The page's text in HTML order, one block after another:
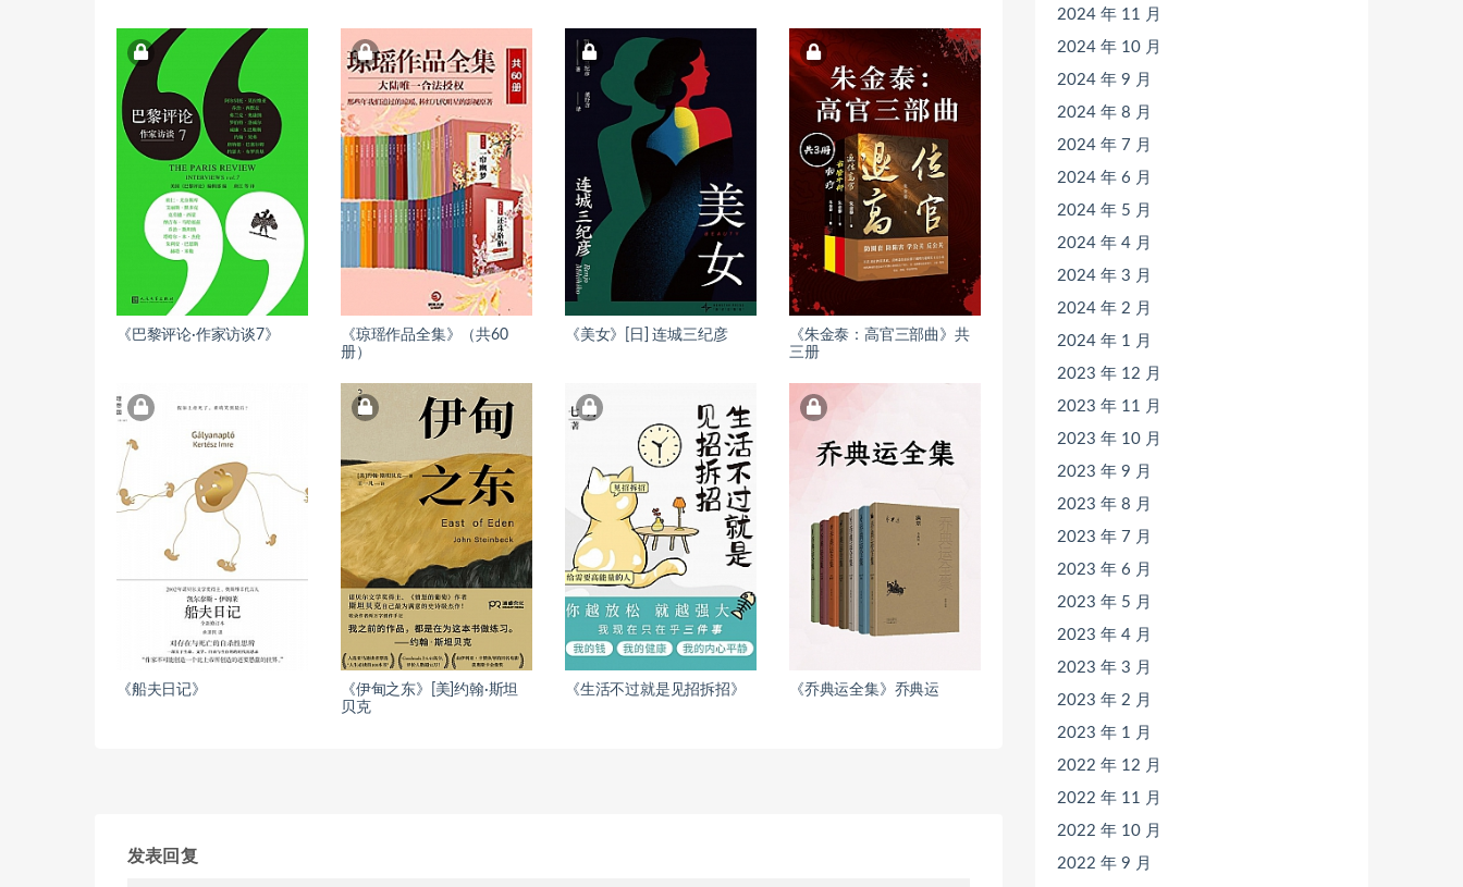
《巴黎评论·作家访谈7》
《琼瑶作品全集》（共60
册）
《美女》[日] 连城三纪彦
《朱金泰：高官三部曲》共
三册
《船夫日记》
《伊甸之东》[美]约翰·斯坦
贝克
《生活不过就是见招拆招》 《乔典运全集》乔典运
发表回复
2024 年 11 月
2024 年 10 月
2024 年 9 月
2024 年 8 月
2024 年 7 月
2024 年 6 月
2024 年 5 月
2024 年 4 月
2024 年 3 月
2024 年 2 月
2024 年 1 月
2023 年 12 月
2023 年 11 月
2023 年 10 月
2023 年 9 月
2023 年 8 月
2023 年 7 月
2023 年 6 月
2023 年 5 月
2023 年 4 月
2023 年 3 月
2023 年 2 月
2023 年 1 月
2022 年 12 月
2022 年 11 月
2022 年 10 月
2022 年 9 月